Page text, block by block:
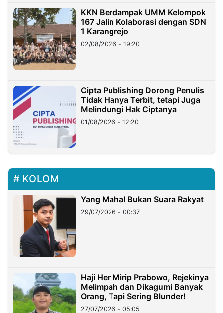
KKN Berdampak UMM Kelompok
167 Jalin Kolaborasi dengan SDN
1 Karangrejo
02/08/2026 - 19:20
Cipta Publishing Dorong Penulis
Tidak Hanya Terbit, tetapi Juga
Melindungi Hak Ciptanya
01/08/2026 - 12:20
KOLOM
Yang Mahal Bukan Suara Rakyat
29/07/2026 - 00:37
Haji Her Mirip Prabowo, Rejekinya
Melimpah dan Dikagumi Banyak
Orang, Tapi Sering Blunder!
27/07/2026 - 05:05